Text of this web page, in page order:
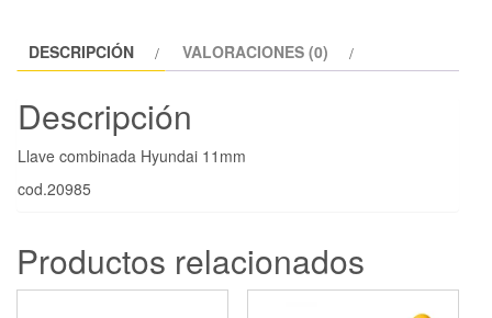
DESCRIPCIÓN VALORACIONES (0)
Descripción
Llave combinada Hyundai 11mm
cod.20985
Productos relacionados